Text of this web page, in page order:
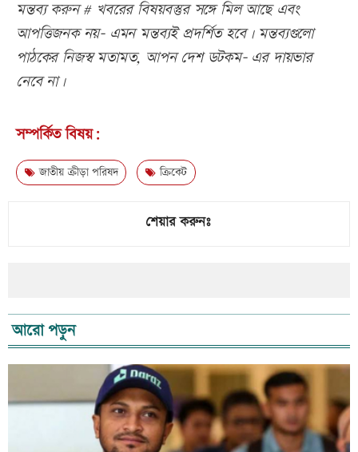
মন্তব্য করুন # খবরের বিষয়বস্তুর সঙ্গে মিল আছে এবং
আপত্তিজনক নয়- এমন মন্তব্যই প্রদর্শিত হবে। মন্তব্যগুলো
পাঠকের নিজস্ব মতামত, আপন দেশ ডটকম- এর দায়ভার
নেবে না।
সম্পর্কিত বিষয়:
জাতীয় ক্রীড়া পরিষদ ক্রিকেট
শেয়ার করুনঃ
আরো পড়ুন